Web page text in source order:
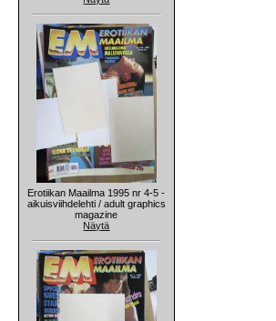
Erotiikan Maailma 1995 nr 4-5 -
aikuisviihdelehti / adult graphics
magazine
Näytä